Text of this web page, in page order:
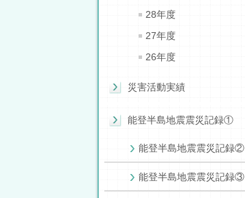
28年度
27年度
26年度
災害活動実績
能登半島地震震災記録①
能登半島地震震災記録②
能登半島地震震災記録③